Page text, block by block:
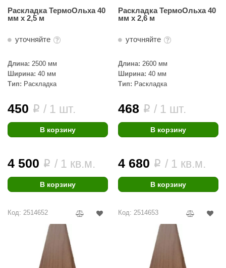
Раскладка ТермоОльха 40
мм х 2,5 м
уточняйте
Длина: 2500 мм
Ширина: 40 мм
Тип: Раскладка
450 i / 1 шт.
В корзину
4 500 i / 1 кв.м.
В корзину
Раскладка ТермоОльха 40
мм х 2,6 м
уточняйте
Длина: 2600 мм
Ширина: 40 мм
Тип: Раскладка
468 i / 1 шт.
В корзину
4 680 i / 1 кв.м.
В корзину
Код: 2514652 Код: 2514653